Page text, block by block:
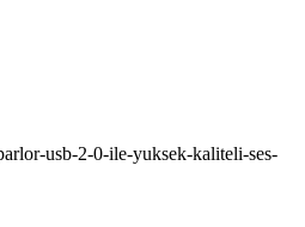
usb-2-0-ile-yuksek-kaliteli-ses-